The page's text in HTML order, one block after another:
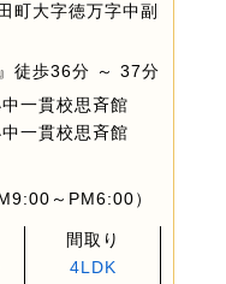
町大字徳万字中副
徒歩36分 ～ 37分
一貫校思斉館
一貫校思斉館
～PM6:00）
間取り
4LDK